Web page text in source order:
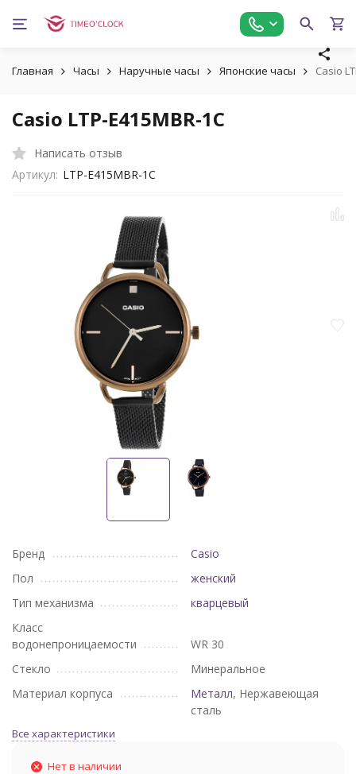
Главная Часы Наручные часы Японские часы Casio
Casio LTP-E415MBR-1C
Написать отзыв
Артикул: LTP-E415MBR-1C
Бренд
Casio
Пол
женский
Тип механизма
кварцевый
Класс
водонепроницаемости
WR 30
Стекло
Минеральное
Материал корпуса
Металл, Нержавеющая
сталь
Все характеристики
Нет в наличии